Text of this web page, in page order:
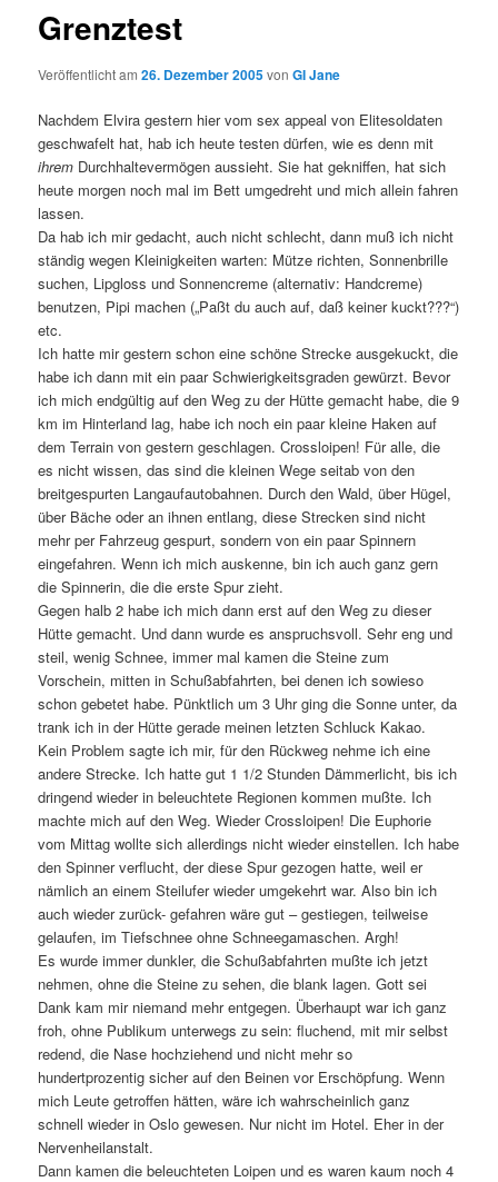
Grenztest
Veröffentlicht am26. Dezember 2005vonGI Jane
Nachdem Elvira gestern hier vom sex appeal von Elitesoldaten
geschwafelt hat, hab ich heute testen dürfen, wie es denn mit
ihrem Durchhaltevermögen aussieht. Sie hat gekniffen, hat sich
heute morgen noch mal im Bett umgedreht und mich allein fahren
lassen.
Da hab ich mir gedacht, auch nicht schlecht, dann muß ich nicht
ständig wegen Kleinigkeiten warten: Mütze richten, Sonnenbrille
suchen, Lipgloss und Sonnencreme (alternativ: Handcreme)
benutzen, Pipi machen („Paßt du auch auf, daß keiner kuckt???“)
etc.
Ich hatte mir gestern schon eine schöne Strecke ausgekuckt, die
habe ich dann mit ein paar Schwierigkeitsgraden gewürzt. Bevor
ich mich endgültig auf den Weg zu der Hütte gemacht habe, die 9
km im Hinterland lag, habe ich noch ein paar kleine Haken auf
dem Terrain von gestern geschlagen. Crossloipen! Für alle, die
es nicht wissen, das sind die kleinen Wege seitab von den
breitgespurten Langaufautobahnen. Durch den Wald, über Hügel,
über Bäche oder an ihnen entlang, diese Strecken sind nicht
mehr per Fahrzeug gespurt, sondern von ein paar Spinnern
eingefahren. Wenn ich mich auskenne, bin ich auch ganz gern
die Spinnerin, die die erste Spur zieht.
Gegen halb 2 habe ich mich dann erst auf den Weg zu dieser
Hütte gemacht. Und dann wurde es anspruchsvoll. Sehr eng und
steil, wenig Schnee, immer mal kamen die Steine zum
Vorschein, mitten in Schußabfahrten, bei denen ich sowieso
schon gebetet habe. Pünktlich um 3 Uhr ging die Sonne unter, da
trank ich in der Hütte gerade meinen letzten Schluck Kakao.
Kein Problem sagte ich mir, für den Rückweg nehme ich eine
andere Strecke. Ich hatte gut 1 1/2 Stunden Dämmerlicht, bis ich
dringend wieder in beleuchtete Regionen kommen mußte. Ich
machte mich auf den Weg. Wieder Crossloipen! Die Euphorie
vom Mittag wollte sich allerdings nicht wieder einstellen. Ich habe
den Spinner verflucht, der diese Spur gezogen hatte, weil er
nämlich an einem Steilufer wieder umgekehrt war. Also bin ich
auch wieder zurück- gefahren wäre gut – gestiegen, teilweise
gelaufen, im Tiefschnee ohne Schneegamaschen. Argh!
Es wurde immer dunkler, die Schußabfahrten mußte ich jetzt
nehmen, ohne die Steine zu sehen, die blank lagen. Gott sei
Dank kam mir niemand mehr entgegen. Überhaupt war ich ganz
froh, ohne Publikum unterwegs zu sein: fluchend, mit mir selbst
redend, die Nase hochziehend und nicht mehr so
hundertprozentig sicher auf den Beinen vor Erschöpfung. Wenn
mich Leute getroffen hätten, wäre ich wahrscheinlich ganz
schnell wieder in Oslo gewesen. Nur nicht im Hotel. Eher in der
Nervenheilanstalt.
Dann kamen die beleuchteten Loipen und es waren kaum noch 4